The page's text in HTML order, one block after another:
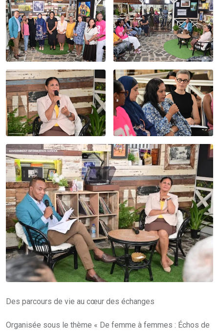
Des parcours de vie au cœur des échanges
Organisée sous le thème « De femme à femmes : Échos de